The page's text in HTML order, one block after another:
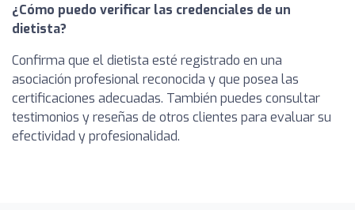
¿Cómo puedo verificar las credenciales de un
dietista?
Confirma que el dietista esté registrado en una
asociación profesional reconocida y que posea las
certificaciones adecuadas. También puedes consultar
testimonios y reseñas de otros clientes para evaluar su
efectividad y profesionalidad.